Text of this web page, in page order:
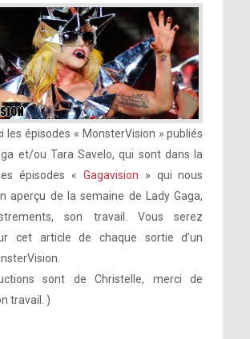
les épisodes « MonsterVision » publiés
et/ou Tara Savelo, qui sont dans la
épisodes « Gagavision » qui nous
aperçu de la semaine de Lady Gaga,
son travail. Vous serez
cet article de chaque sortie d’un
sont de Christelle, merci de
travail. )